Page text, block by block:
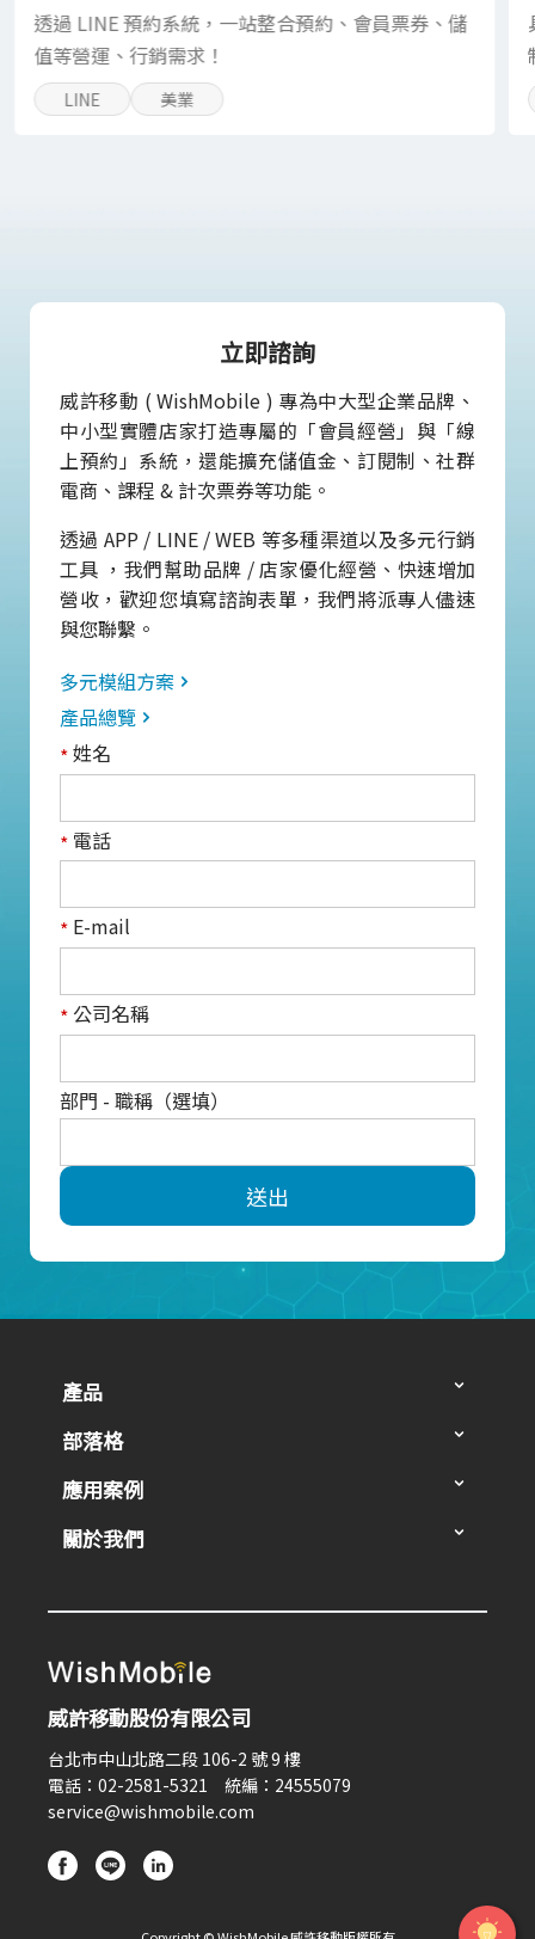
透過 LINE 預約系統，一站整合預約、會員票券、儲
值等營運、行銷需求！
LINE 美業
立即諮詢
威許移動 ( WishMobile ) 專為中大型企業品牌、
中小型實體店家打造專屬的「會員經營」與「線
上預約」系統，還能擴充儲值金、訂閱制、社群
電商、課程 & 計次票券等功能。
透過 APP / LINE / WEB 等多種渠道以及多元行銷
工具 ，我們幫助品牌 / 店家優化經營、快速增加
營收，歡迎您填寫諮詢表單，我們將派專人儘速
與您聯繫。
多元模組方案
產品總覽
*姓名
* 電話
* E-mail
* 公司名稱
部門 - 職稱（選填）
送出
產品
部落格
應用案例
關於我們
威許移動股份有限公司
台北市中山北路二段 106-2 號 9 樓
電話：02-2581-5321 統編：24555079
service@wishmobile.com